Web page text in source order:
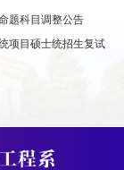
题科目调整公告
项目硕士统招生复试